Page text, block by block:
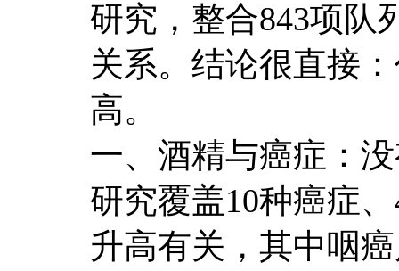
研究，整合843项队
关系。结论很直接
高。
一、酒精与癌症：
研究覆盖10种癌症
升高有关，其中咽